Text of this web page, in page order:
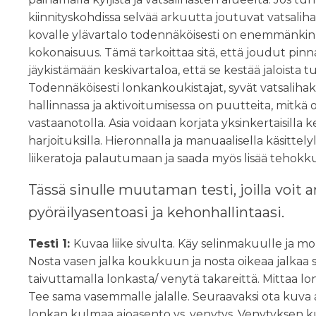
kiinnityskohdissa selvää arkuutta joutuvat
kovalle ylävartalo todennäköisesti on
kokonaisuus. Tämä tarkoittaa sitä, että joudut
jäykistämään keskivartaloa, että se kestää jaloista
Todennäköisesti lonkankoukistajat, syvät
hallinnassa ja aktivoitumisessa on puutteita, mitkä
vastaanotolla. Asia voidaan korjata yksinkertaisilla
harjoituksilla. Hieronnalla ja manuaalisella
liikeratoja palautumaan ja saada myös lisää
Tässä sinulle muutaman testi, joilla voit
pyöräilyasentoasi ja kehonhallintaasi.
Testi 1: Kuvaa liike sivulta. Käy selinmakuulle ja
Nosta vasen jalka koukkuun ja nosta oikeaa jalkaa
taivuttamalla lonkasta/ venytä takareittä. Mittaa
Tee sama vasemmalle jalalle. Seuraavaksi ota kuva